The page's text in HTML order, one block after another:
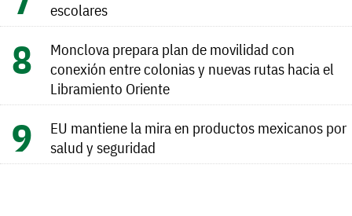
escolares
Monclova prepara plan de movilidad con
conexión entre colonias y nuevas rutas hacia el
Libramiento Oriente
EU mantiene la mira en productos mexicanos por
salud y seguridad